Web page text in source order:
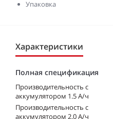
Упаковка
Характеристики
Полная спецификация
Производительность с
аккумулятором 1.5 А/ч
Производительность с
аккумулятором 2.0 А/ч